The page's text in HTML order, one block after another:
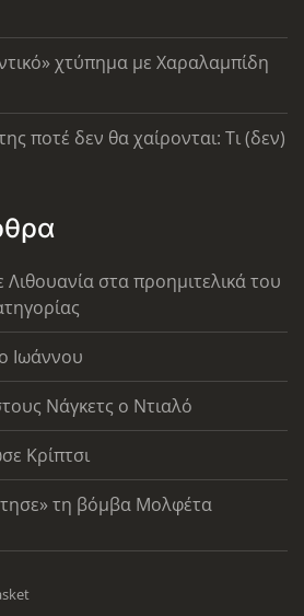
χτύπημα με Χαραλαμπίδη
ποτέ δεν θα χαίρονται: Τι (δεν)
στα προημιτελικά του
Ιωάννου
Νάγκετς ο Ντιαλό
Κρίπτσι
τη βόμβα Μολφέτα